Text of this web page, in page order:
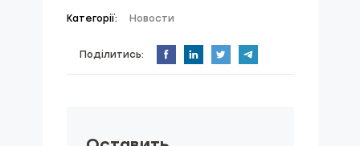
Категорії: Новости
Поділитись: